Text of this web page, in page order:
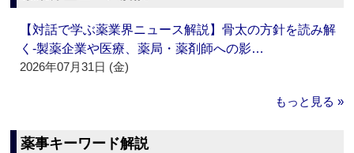
【対話で学ぶ薬業界ニュース解説】骨太の方針を読み解
く‐製薬企業や医療、薬局・薬剤師への影…
2026年07月31日 (金)
もっと見る »
薬事キーワード解説